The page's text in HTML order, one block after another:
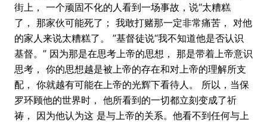
街上， 一个顽固不化的人看到一场事故，说“太糟糕
了， 那家伙可能死了； 我敢打赌那一定非常痛苦， 对他
的家人来说太糟糕了。 ”基督徒说“我不知道他是否认识
基督。” 因为那是在思考上帝的思想， 那是带着上帝意识
思考， 你的思想越是被上帝的存在和对上帝的理解所支
配， 你就越有可能在上帝的光辉下看待人。 所以，当保
罗环顾他的世界时， 他所看到的一切都立刻变成了祈
祷， 因为他认为这 是与上帝的关系。他看不到任何与上